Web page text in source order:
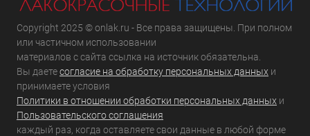
Copyright 2025 © onlak.ru - Все права защищены. При полном
или частичном использовании
материалов с сайта ссылка на источник обязательна.
Вы даетесогласие на обработку персональных данных и
принимаете условия
Политики в отношении обработки персональных данных и
Пользовательского соглашения
каждый раз, когда оставляете свои данные в любой форме